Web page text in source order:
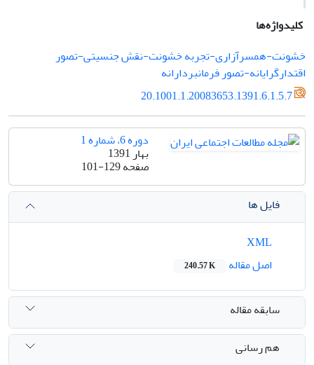
کلیدواژه‌ها
خشونت-همسرآزاری-تجربه خشونت-نقش جنسیتی-تصور
اقتدارگرایانه-تصور فرمانبردارانه
20.1001.1.20083653.1391.6.1.5.7
دوره 6، شماره 1
بهار 1391
صفحه101-129
فایل ها
اصل مقاله
240.57 K
سابقه مقاله
هم رسانی